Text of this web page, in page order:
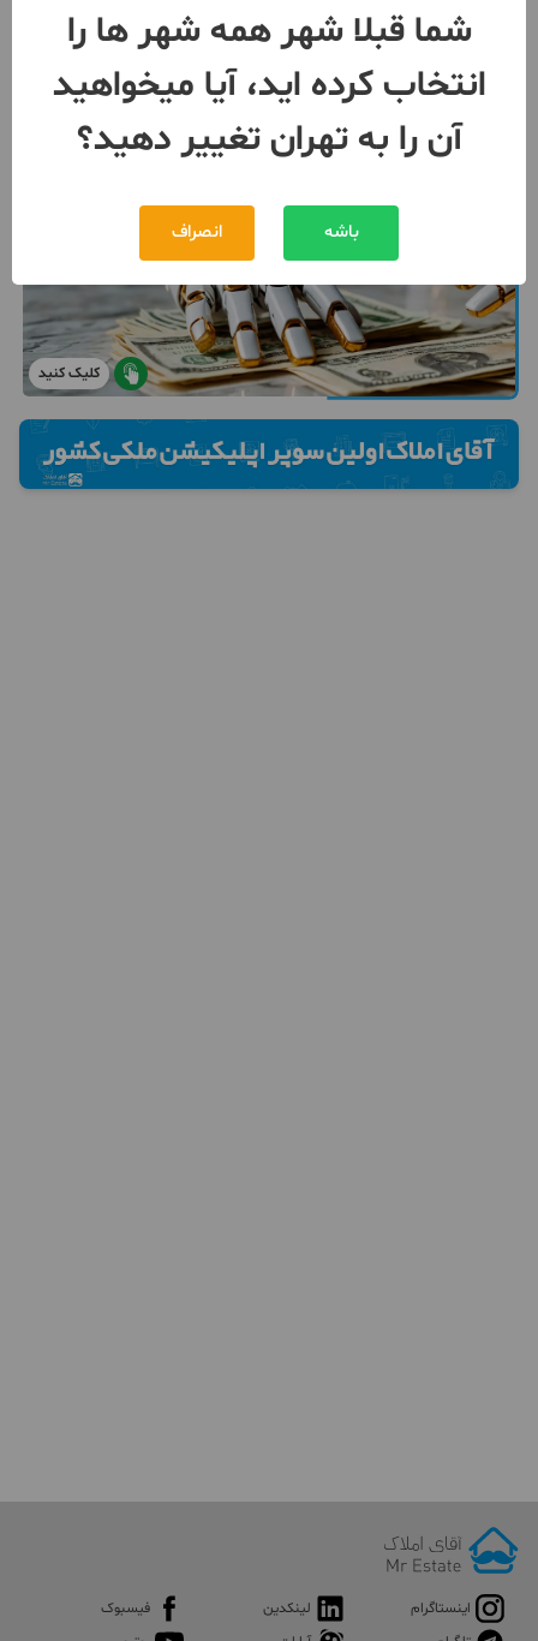
کلیک کنید
اینستاگرام لینکدین
فیسبوک
شما قبلا شهر همه شهر ها را
انتخاب کرده اید، آیا میخواهید
آن را به تهران تغییر دهید؟
باشه انصراف